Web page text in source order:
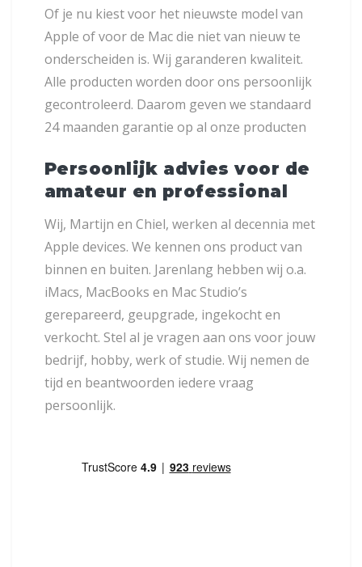
Of je nu kiest voor het nieuwste model van
Apple of voor de Mac die niet van nieuw te
onderscheiden is. Wij garanderen kwaliteit.
Alle producten worden door ons persoonlijk
gecontroleerd. Daarom geven we standaard
24 maanden garantie op al onze producten
Persoonlijk advies voor de
amateur en professional
Wij, Martijn en Chiel, werken al decennia met
Apple devices. We kennen ons product van
binnen en buiten. Jarenlang hebben wij o.a.
iMacs, MacBooks en Mac Studio’s
gerepareerd, geupgrade, ingekocht en
verkocht. Stel al je vragen aan ons voor jouw
bedrijf, hobby, werk of studie. Wij nemen de
tijd en beantwoorden iedere vraag
persoonlijk.